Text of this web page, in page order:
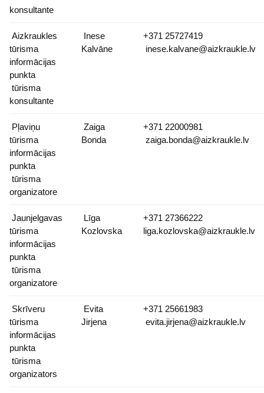
konsultante
Aizkraukles
tūrisma
informācijas
punkta
tūrisma
konsultante
Inese
Kalvāne
+371 25727419
inese.kalvane@aizkraukle.lv
Pļaviņu
tūrisma
informācijas
punkta
tūrisma
organizatore
Zaiga
Bonda
+371 22000981
zaiga.bonda@aizkraukle.lv
Jaunjelgavas
tūrisma
informācijas
punkta
tūrisma
organizatore
Līga
Kozlovska
+371 27366222
liga.kozlovska@aizkraukle.lv
Skrīveru
tūrisma
informācijas
punkta
tūrisma
organizators
Evita
Jirjena
+371 25661983
evita.jirjena@aizkraukle.lv